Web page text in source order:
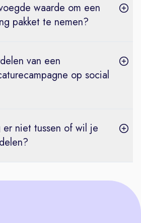
waarde om een
pakket te nemen?
van een
op social
er niet tussen of wil je